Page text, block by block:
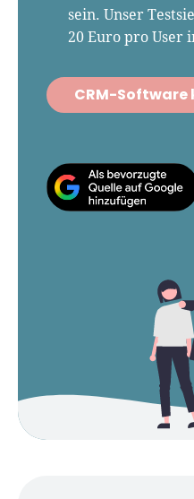
sein. Unser
20 Euro pro User
CRM-